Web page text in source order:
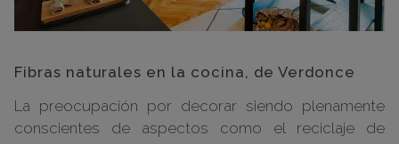
Fibras naturales en la cocina, de Verdonce
La preocupación por decorar siendo plenamente
conscientes de aspectos como el reciclaje de